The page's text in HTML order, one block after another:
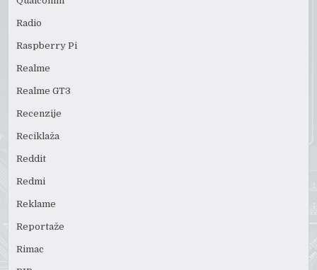
Radio
Raspberry Pi
Realme
Realme GT3
Recenzije
Reciklaža
Reddit
Redmi
Reklame
Reportaže
Rimac